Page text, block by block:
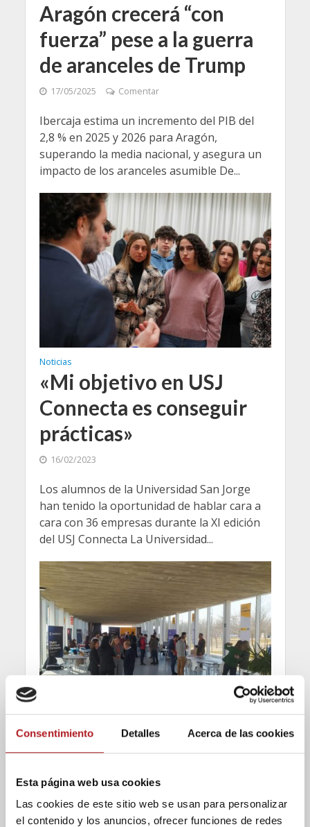
Consentimiento Detalles Acerca de las cookies
Esta página web usa cookies
Las cookies de este sitio web se usan para personalizar
el contenido y los anuncios, ofrecer funciones de redes
Aragón crecerá “con
fuerza” pese a la guerra
de aranceles de Trump
17/05/2025 Comentar
Ibercaja estima un incremento del PIB del
2,8 % en 2025 y 2026 para Aragón,
superando la media nacional, y asegura un
impacto de los aranceles asumible De...
Noticias
«Mi objetivo en USJ
Connecta es conseguir
prácticas»
16/02/2023
Los alumnos de la Universidad San Jorge
han tenido la oportunidad de hablar cara a
cara con 36 empresas durante la XI edición
del USJ Connecta La Universidad...
Noticias
Eliana Solís (Hiberus):
“Lo que más valoran las
empresas es la actitud”